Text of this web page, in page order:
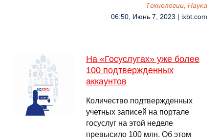
Технологии, Наука
06:50, Июнь 7, 2023 | ixbt.com
На «Госуслугах» уже более
100 подтвержденных
аккаунтов
Количество подтвержденных
учетных записей на портале
госуслуг на этой неделе
превысило 100 млн. Об этом